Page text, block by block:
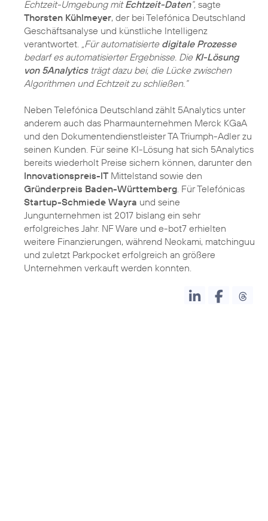
Echtzeit-Umgebung mitEchtzeit-Daten“, sagte
Thorsten Kühlmeyer, der bei Telefónica Deutschland
Geschäftsanalyse und künstliche Intelligenz
verantwortet.
„Für automatisierte digitale Prozesse
bedarf es automatisierter Ergebnisse. Die KI-Lösung
von 5Analyticsträgt dazu bei, die Lücke zwischen
Algorithmen und Echtzeit zu schließen.“
Neben Telefónica Deutschland zählt 5Analytics unter
anderem auch das Pharmaunternehmen Merck KGaA
und den Dokumentendienstleister TA Triumph-Adler zu
seinen Kunden. Für seine KI-Lösung hat sich 5Analytics
bereits wiederholt Preise sichern können, darunter den
Innovationspreis-IT Mittelstand sowie den
Gründerpreis Baden-Württemberg . Für Telefónicas
Startup-Schmiede Wayra und seine
Jungunternehmen ist 2017 bislang ein sehr
erfolgreiches Jahr. NF Ware und e-bot7 erhielten
weitere Finanzierungen, während Neokami, matchinguu
und zuletzt Parkpocket erfolgreich an größere
Unternehmen verkauft werden konnten.